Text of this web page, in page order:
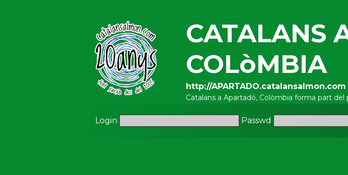
CATALANS
COLòMBIA
http://APARTADO.catalansalmon.com
Catalans a Apartadó, Colòmbia forma part del
Login Passwd